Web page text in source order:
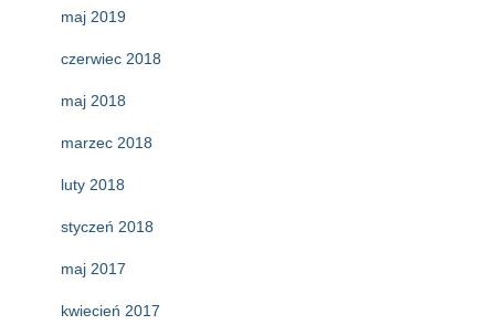
maj 2019
czerwiec 2018
maj 2018
marzec 2018
luty 2018
styczeń 2018
maj 2017
kwiecień 2017